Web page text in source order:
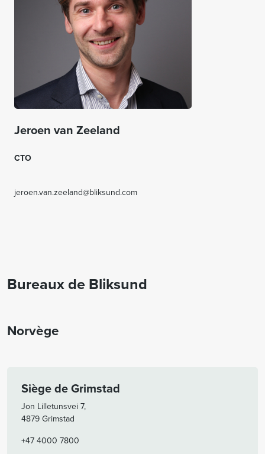
Jeroen van Zeeland
CTO
jeroen.van.zeeland@bliksund.com
Bureaux de Bliksund
Norvège
Siège de Grimstad
Jon Lilletunsvei 7,
4879 Grimstad
+47 4000 7800